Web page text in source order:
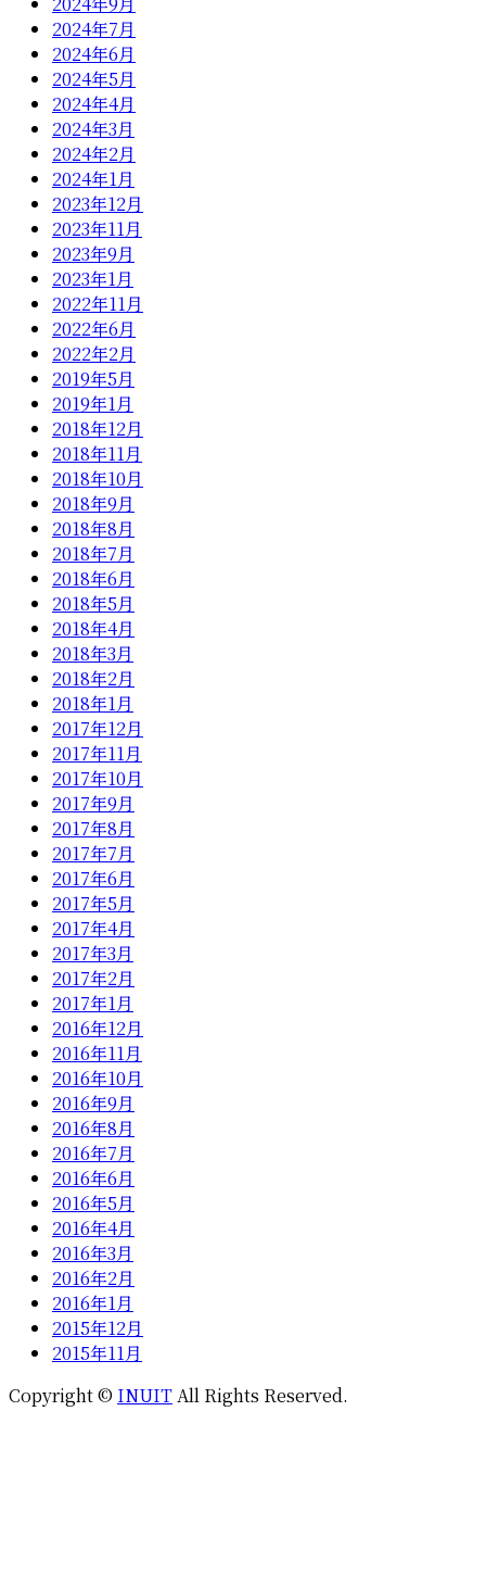
2024年7月
2024年6月
2024年5月
2024年4月
2024年3月
2024年2月
2024年1月
2023年12月
2023年11月
2023年9月
2023年1月
2022年11月
2022年6月
2022年2月
2019年5月
2019年1月
2018年12月
2018年11月
2018年10月
2018年9月
2018年8月
2018年7月
2018年6月
2018年5月
2018年4月
2018年3月
2018年2月
2018年1月
2017年12月
2017年11月
2017年10月
2017年9月
2017年8月
2017年7月
2017年6月
2017年5月
2017年4月
2017年3月
2017年2月
2017年1月
2016年12月
2016年11月
2016年10月
2016年9月
2016年8月
2016年7月
2016年6月
2016年5月
2016年4月
2016年3月
2016年2月
2016年1月
2015年12月
2015年11月
Copyright © INUITAll Rights Reserved.